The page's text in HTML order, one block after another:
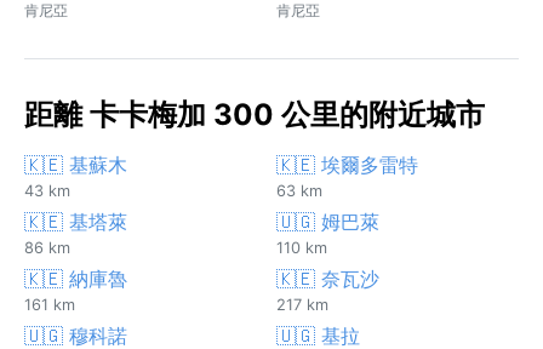
肯尼亞 肯尼亞
距離 卡卡梅加 300 公里的附近城市
🇰🇪 基蘇木
43 km
🇰🇪 埃爾多雷特
63 km
🇰🇪 基塔萊
86 km
🇺🇬 姆巴萊
110 km
🇰🇪 納庫魯
161 km
🇰🇪 奈瓦沙
217 km
🇺🇬 穆科諾 🇺🇬 基拉